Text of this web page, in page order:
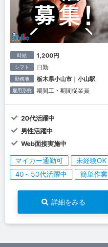
時給 1,200円
シフト 日勤
勤務地 栃木県小山市｜小山駅
雇用形態 期間工・期間従業員
20代活躍中
男性活躍中
Web面接実施中
マイカー通勤可 未経験OK
40～50代活躍中
簡単作業
詳細をみる